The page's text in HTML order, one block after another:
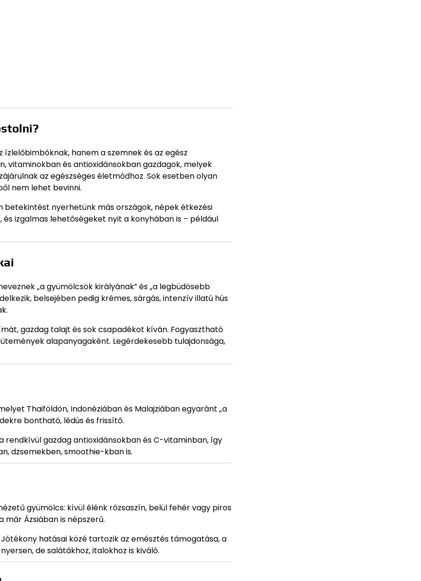
hanem a szemnek és az egész
vitaminokban és antioxidánsokban gazdagok, melyek
az egészséges életmódhoz. Sok esetben olyan
nem lehet bevinni.
betekintést nyerhetünk más országok, népek étkezési
izgalmas lehetőségeket nyit a konyhában is – például
„a gyümölcsök királyának” és „a legbüdösebb
belsejében pedig krémes, sárgás, intenzív illatú hús
gazdag talajt és sok csapadékot kíván. Fogyasztható
alapanyagaként. Legérdekesebb tulajdonsága,
Thaiföldön, Indonéziában és Malajziában egyaránt „a
bontható, lédús és frissítő.
gazdag antioxidánsokban és C-vitaminban, így
dzsemekben, smoothie-kban is.
gyümölcs: kívül élénk rózsaszín, belül fehér vagy piros
már Ázsiában is népszerű.
hatásai közé tartozik az emésztés támogatása, a
de salátákhoz, italokhoz is kiváló.